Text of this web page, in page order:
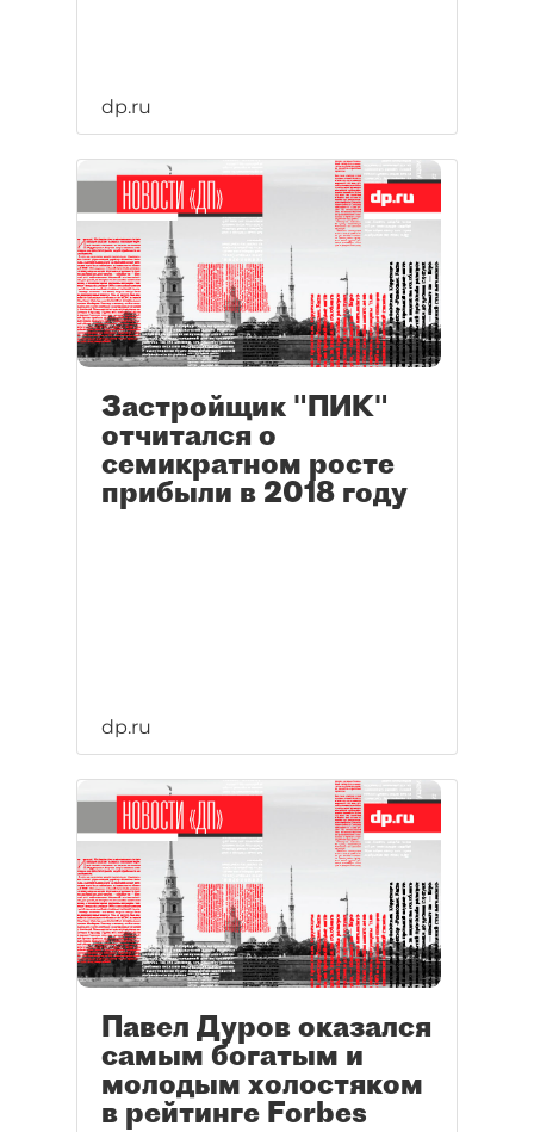
dp.ru
Застройщик "ПИК"
отчитался о
семикратном росте
прибыли в 2018 году
dp.ru
Павел Дуров оказался
самым богатым и
молодым холостяком
в рейтинге Forbes